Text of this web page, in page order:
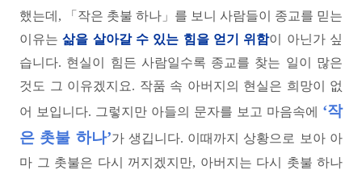
했는데, 「작은 촛불 하나」를 보니 사람들이 종교를 믿는
이유는삶을 살아갈 수 있는 힘을 얻기 위함이 아닌가 싶
습니다. 현실이 힘든 사람일수록 종교를 찾는 일이 많은
것도 그 이유겠지요. 작품 속 아버지의 현실은 희망이 없
어 보입니다. 그렇지만 아들의 문자를 보고 마음속에 ‘작
은 촛불 하나’가 생깁니다. 이때까지 상황으로 보아 아
마 그 촛불은 다시 꺼지겠지만, 아버지는 다시 촛불 하나